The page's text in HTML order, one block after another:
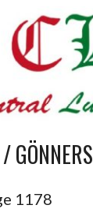
GÖNNERS
1178